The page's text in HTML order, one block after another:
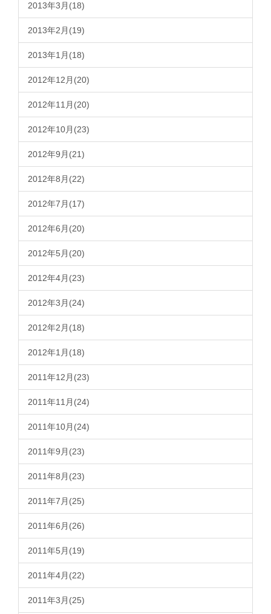
2013年3月(18)
2013年2月(19)
2013年1月(18)
2012年12月(20)
2012年11月(20)
2012年10月(23)
2012年9月(21)
2012年8月(22)
2012年7月(17)
2012年6月(20)
2012年5月(20)
2012年4月(23)
2012年3月(24)
2012年2月(18)
2012年1月(18)
2011年12月(23)
2011年11月(24)
2011年10月(24)
2011年9月(23)
2011年8月(23)
2011年7月(25)
2011年6月(26)
2011年5月(19)
2011年4月(22)
2011年3月(25)